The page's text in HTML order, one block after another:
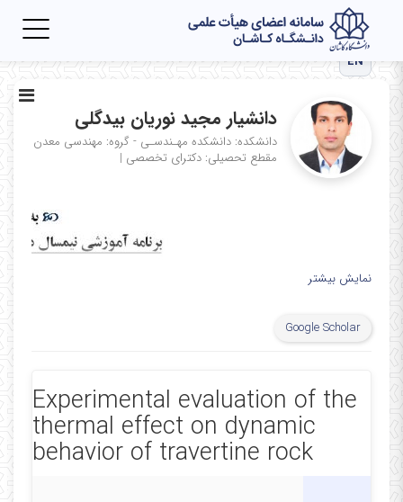
EN
دانشیار مجید نوریان بیدگلی
دانشکده: دانشکده مهـندسـی - گروه: مهندسی معدن
مقطع تحصیلی: دکترای تخصصی |
نمایش بیشتر
Google Scholar
Experimental evaluation of the
thermal effect on dynamic
behavior of travertine rock